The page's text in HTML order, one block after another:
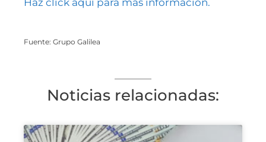
Fuente: Grupo Galilea
Noticias relacionadas: